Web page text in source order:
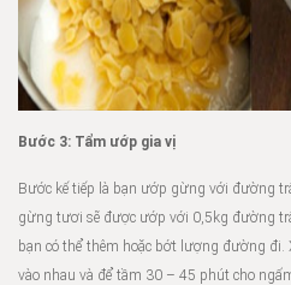
Bước 3: Tẩm ướp gia vị
Bước kế tiếp là bạn ướp gừng với đường
gừng tươi sẽ được ướp với 0,5kg đường
bạn có thể thêm hoặc bớt lượng đường
vào nhau và để tầm 30 – 45 phút cho